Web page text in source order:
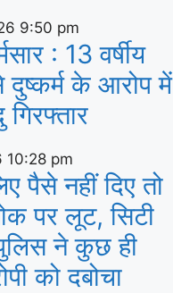
9:50 pm
: 13 वर्षीय
दुष्कर्म के आरोप में
10:28 pm
पैसे नहीं दिए तो
पर लूट, सिटी
ने कुछ ही
को दबोचा